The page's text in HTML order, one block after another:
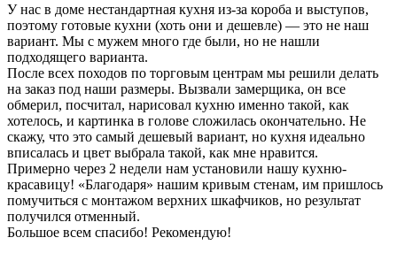
У нас в доме нестандартная кухня из-за короба и выступов,
поэтому готовые кухни (хоть они и дешевле) — это не наш
вариант. Мы с мужем много где были, но не нашли
подходящего варианта.
После всех походов по торговым центрам мы решили делать
на заказ под наши размеры. Вызвали замерщика, он все
обмерил, посчитал, нарисовал кухню именно такой, как
хотелось, и картинка в голове сложилась окончательно. Не
скажу, что это самый дешевый вариант, но кухня идеально
вписалась и цвет выбрала такой, как мне нравится.
Примерно через 2 недели нам установили нашу кухню-
красавицу! «Благодаря» нашим кривым стенам, им пришлось
помучиться с монтажом верхних шкафчиков, но результат
получился отменный.
Большое всем спасибо! Рекомендую!